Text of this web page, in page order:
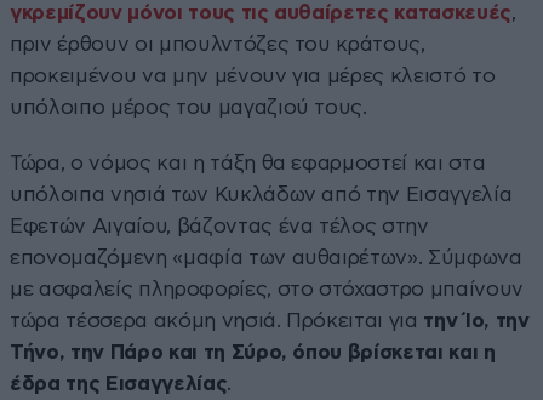
γκρεμίζουν μόνοι τους τις αυθαίρετες κατασκευές,
πριν έρθουν οι μπουλντόζες του κράτους,
προκειμένου να μην μένουν για μέρες κλειστό το
υπόλοιπο μέρος του μαγαζιού τους.
Τώρα, ο νόμος και η τάξη θα εφαρμοστεί και στα
υπόλοιπα νησιά των Κυκλάδων από την Εισαγγελία
Εφετών Αιγαίου, βάζοντας ένα τέλος στην
επονομαζόμενη «μαφία των αυθαιρέτων». Σύμφωνα
με ασφαλείς πληροφορίες, στο στόχαστρο μπαίνουν
τώρα τέσσερα ακόμη νησιά. Πρόκειται για την Ίο, την
Τήνο, την Πάρο και τη Σύρο, όπου βρίσκεται και η
έδρα της Εισαγγελίας.